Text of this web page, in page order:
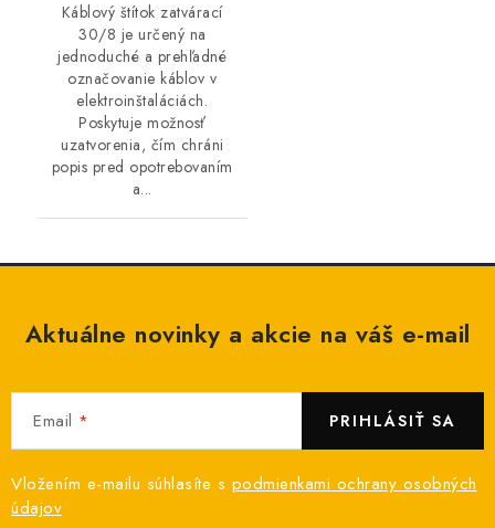
Káblový štítok zatvárací
30/8 je určený na
jednoduché a prehľadné
označovanie káblov v
elektroinštaláciách.
Poskytuje možnosť
uzatvorenia, čím chráni
popis pred opotrebovaním
a...
Aktuálne novinky a akcie na váš e-mail
Email
Vložením e-mailu súhlasíte s podmienkami ochrany osobných
údajov
PRIHLÁSIŤ SA